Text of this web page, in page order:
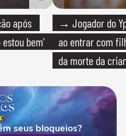
após
bem'
→ Jogador do
ao entrar com
da morte da
seus bloqueios?